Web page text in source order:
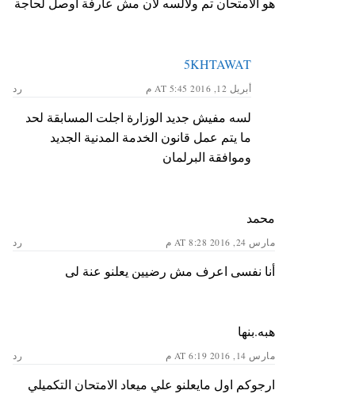
5KHTAWAT
أبريل 12, 2016 AT 5:45 م رد
لسه مفيش جديد الوزارة اجلت المسابقة لحد
ما يتم عمل قانون الخدمة المدنية الجديد
وموافقة البرلمان
محمد
مارس 24, 2016 AT 8:28 م رد
أنا نفسى اعرف مش رضيين يعلنو عنة لى
هبه.بنها
مارس 14, 2016 AT 6:19 م رد
ارجوكم اول مايعلنو علي ميعاد الامتحان التكميلي